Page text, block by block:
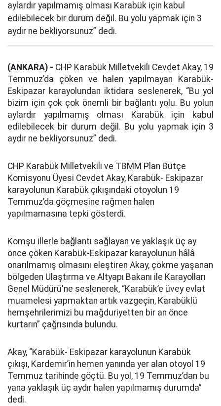
aylardır yapılmamış olması Karabük için kabul
edilebilecek bir durum değil. Bu yolu yapmak için 3
aydır ne bekliyorsunuz” dedi.
(ANKARA) - CHP Karabük Milletvekili Cevdet Akay, 19
Temmuz’da çöken ve halen yapılmayan Karabük-
Eskipazar karayolundan iktidara seslenerek, “Bu yol
bizim için çok çok önemli bir bağlantı yolu. Bu yolun
aylardır yapılmamış olması Karabük için kabul
edilebilecek bir durum değil. Bu yolu yapmak için 3
aydır ne bekliyorsunuz” dedi.
CHP Karabük Milletvekili ve TBMM Plan Bütçe
Komisyonu Üyesi Cevdet Akay, Karabük- Eskipazar
karayolunun Karabük çıkışındaki otoyolun 19
Temmuz’da göçmesine rağmen halen
yapılmamasına tepki gösterdi.
Komşu illerle bağlantı sağlayan ve yaklaşık üç ay
önce çöken Karabük-Eskipazar karayolunun hâlâ
onarılmamış olmasını eleştiren Akay, çökme yaşanan
bölgeden Ulaştırma ve Altyapı Bakanı ile Karayolları
Genel Müdürü'ne seslenerek, “Karabük’e üvey evlat
muamelesi yapmaktan artık vazgeçin, Karabüklü
hemşehrilerimizi bu mağduriyetten bir an önce
kurtarın” çağrısında bulundu.
Akay, “Karabük- Eskipazar karayolunun Karabük
çıkışı, Kardemir’in hemen yanında yer alan otoyol 19
Temmuz tarihinde göçtü. Bu yol, 19 Temmuz’dan bu
yana yaklaşık üç aydır halen yapılmamış durumda”
dedi.